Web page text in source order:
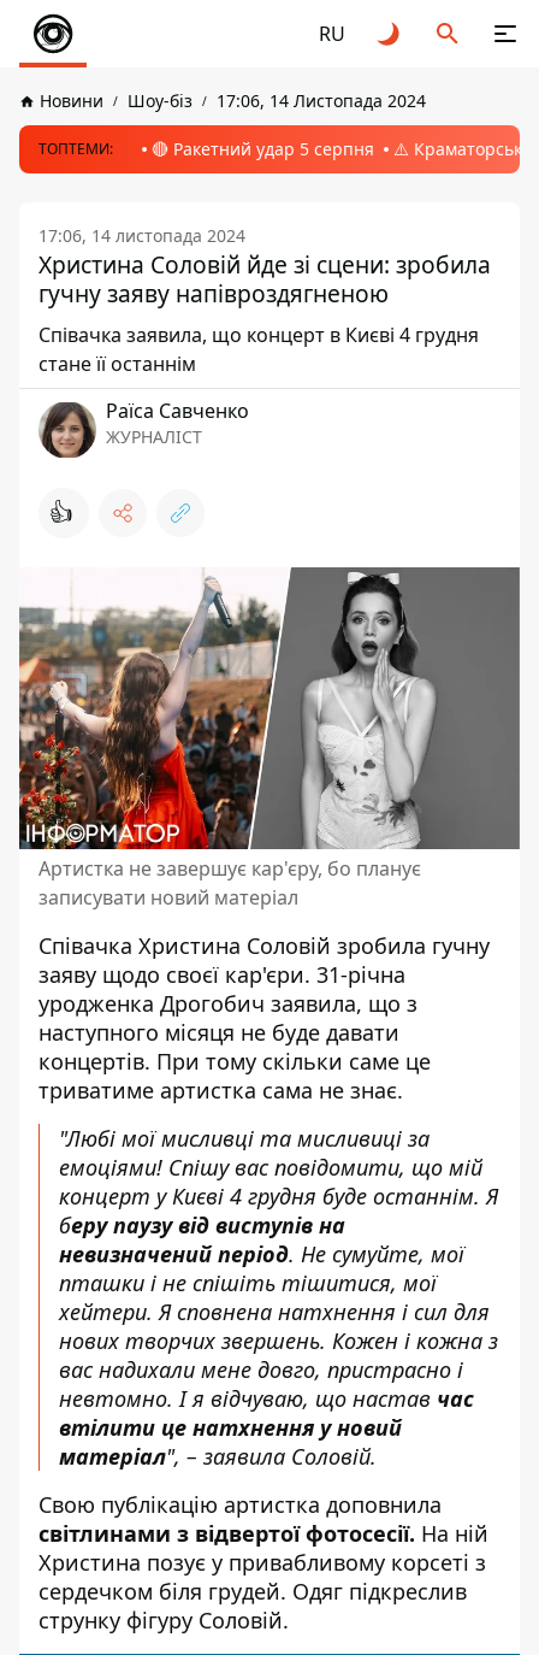
RU
Новини Шоу-біз 17:06, 14 Листопада 2024
ТОПТЕМИ: 🔴 Ракетний удар 5 серпня ⚠️ Краматорськ,
17:06, 14 листопада 2024
Христина Соловій йде зі сцени: зробила
гучну заяву напівроздягненою
Співачка заявила, що концерт в Києві 4 грудня
стане її останнім
Раїса Савченко
ЖУРНАЛІСТ
👍
Артистка не завершує кар'єру, бо планує
записувати новий матеріал
Співачка Христина Соловій зробила гучну
заяву щодо своєї кар'єри. 31-річна
уродженка Дрогобич заявила, що з
наступного місяця не буде давати
концертів. При тому скільки саме це
триватиме артистка сама не знає.
"Любі мої мисливці та мисливиці за
емоціями! Спішу вас повідомити, що мій
концерт у Києві 4 грудня буде останнім. Я
беру паузу від виступів на
невизначений період. Не сумуйте, мої
пташки і не спішіть тішитися, мої
хейтери. Я сповнена натхнення і сил для
нових творчих звершень. Кожен і кожна з
вас надихали мене довго, пристрасно і
невтомно. І я відчуваю, що настав час
втілити це натхнення у новий
матеріал", – заявила Соловій.
Свою публікацію артистка доповнила
світлинами з відвертої фотосесії. На ній
Христина позує у привабливому корсеті з
сердечком біля грудей. Одяг підкреслив
струнку фігуру Соловій.